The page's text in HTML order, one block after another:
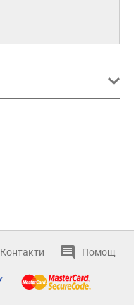
Контакти Помощ